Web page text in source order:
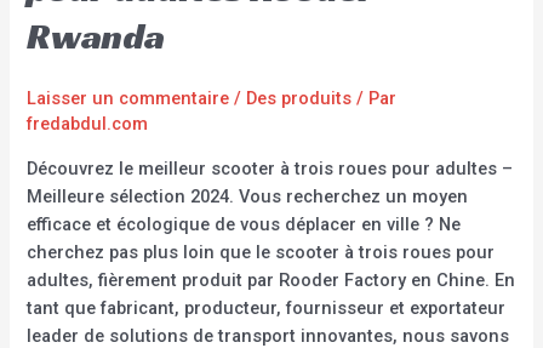
Rwanda
Laisser un commentaire / Des produits / Par
fredabdul.com
Découvrez le meilleur scooter à trois roues pour adultes –
Meilleure sélection 2024. Vous recherchez un moyen
efficace et écologique de vous déplacer en ville ? Ne
cherchez pas plus loin que le scooter à trois roues pour
adultes, fièrement produit par Rooder Factory en Chine. En
tant que fabricant, producteur, fournisseur et exportateur
leader de solutions de transport innovantes, nous savons